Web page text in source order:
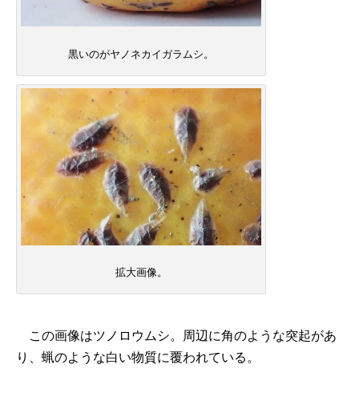
黒いのがヤノネカイガラムシ。
拡大画像。
この画像はツノロウムシ。周辺に角のような突起があ
り、蝋のような白い物質に覆われている。